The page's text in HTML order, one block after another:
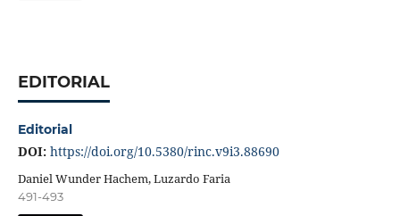
EDITORIAL
Editorial
DOI: https://doi.org/10.5380/rinc.v9i3.88690
Daniel Wunder Hachem, Luzardo Faria
491-493